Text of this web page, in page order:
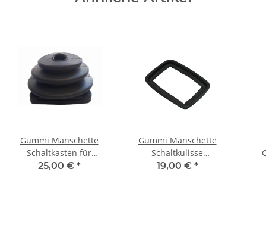
Gummi Manschette
Schaltkasten für
Mercedes SL R107 W109
25,00 € *
Gummi Manschette
Schaltkulisse
Abdichtrahmen für
19,00 € *